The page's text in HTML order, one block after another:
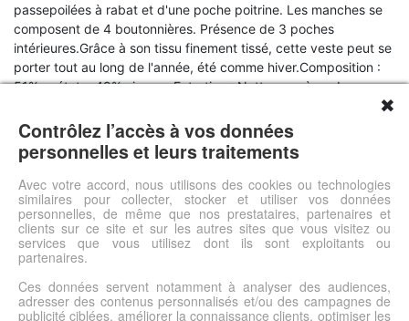
passepoilées à rabat et d'une poche poitrine. Les manches se
composent de 4 boutonnières. Présence de 3 poches
intérieures.Grâce à son tissu finement tissé, cette veste peut se
porter tout au long de l'année, été comme hiver.Composition :
51% acétate, 49% viscose Entretien : Nettoyage à secLa
marque : La marque Digel propose des costumes modernes et
élégants. Les tissus de haute qualité (tissu pure laine – super
110S) et le savoir-faire allemand en font un partenaire de choix
de Size-Factory pour ses costumes destinés aux hommes
grands et aux hommes forts. Toutes les vestes de la marque
Digel sont conçues pour être retouchées facilement.
Voir l'offre
© DSh0p 2026 -Accueil-Mentions légales
✖
Contrôlez l’accès à vos données
personnelles et leurs traitements
Avec votre accord, nous utilisons des cookies ou technologies
similaires pour collecter, stocker et utiliser vos données
personnelles, de même que nos prestataires, partenaires et
clients sur ce site et sur les autres sites que vous visitez ou
services que vous utilisez dont ils sont exploitants ou
partenaires.
Ces données servent notamment à analyser des audiences,
adresser des contenus personnalisés et/ou des campagnes de
publicité ciblées, améliorer la connaissance clients, optimiser les